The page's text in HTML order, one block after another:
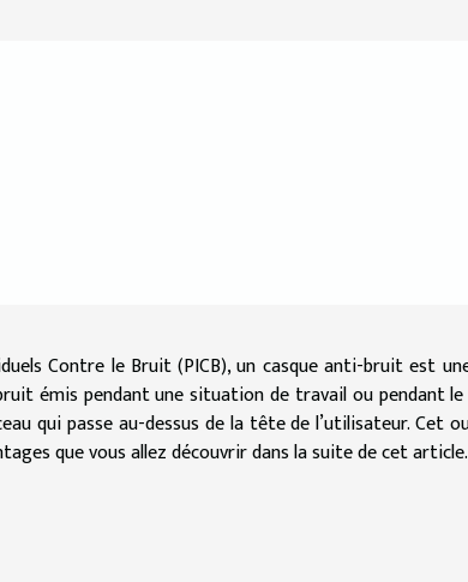
Contre le Bruit (PICB), un casque anti-bruit est
émis pendant une situation de travail ou pendant le
qui passe au-dessus de la tête de l’utilisateur. Cet
que vous allez découvrir dans la suite de cet article.